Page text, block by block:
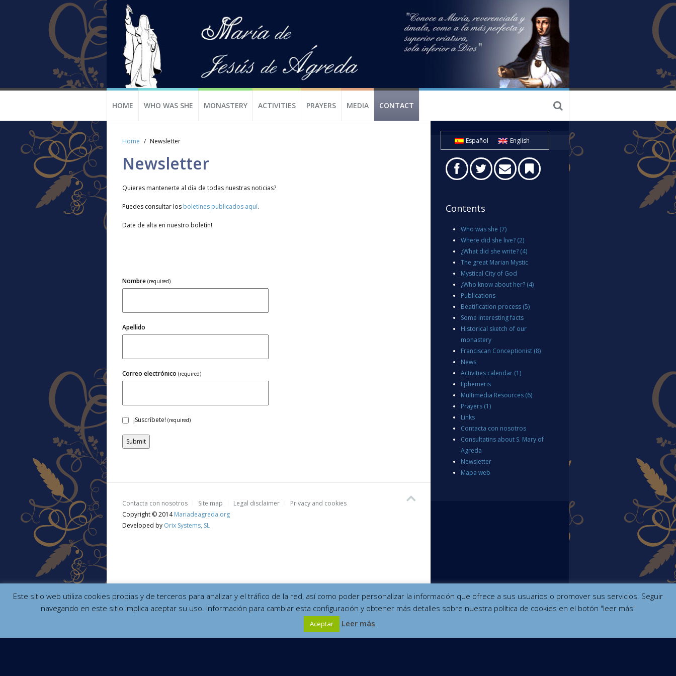
HOME WHO WAS SHE MONASTERY ACTIVITIES PRAYERS MEDIA CONTACT
Home Newsletter
Newsletter
Quieres mantenerte al día de todas nuestras noticias?
Puedes consultar los boletines publicados aquí.
Date de alta en nuestro boletín!
Nombre (required)
Apellido
Correo electrónico (required)
¡Suscríbete! (required)
Submit
Contacta con nosotros Site map Legal disclaimer
Privacy and cookies
Copyright © 2014Mariadeagreda.org
Developed by Orix Systems, SL
Español English
Contents
Who was she (7)
Where did she live? (2)
¿What did she write? (4)
The great Marian Mystic
Mystical City of God
¿Who know about her? (4)
Publications
Beatification process (5)
Some interesting facts
Historical sketch of our
monastery
Franciscan Conceptionist (8)
News
Activities calendar (1)
Ephemeris
Multimedia Resources (6)
Prayers (1)
Links
Contacta con nosotros
Consultatins about S. Mary of
Agreda
Newsletter
Mapa web
Este sitio web utiliza cookies propias y de terceros para analizar y el tráfico de la red, así como poder personalizar la información que ofrece a sus usuarios o promover sus servicios. Seguir
navegando en este sitio implica aceptar su uso. Información para cambiar esta configuración y obtener más detalles sobre nuestra política de cookies en el botón "leer más"
Aceptar Leer más